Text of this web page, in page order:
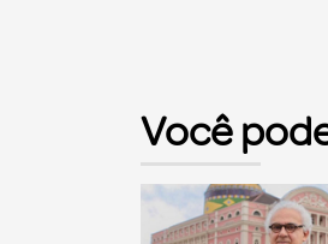
Você